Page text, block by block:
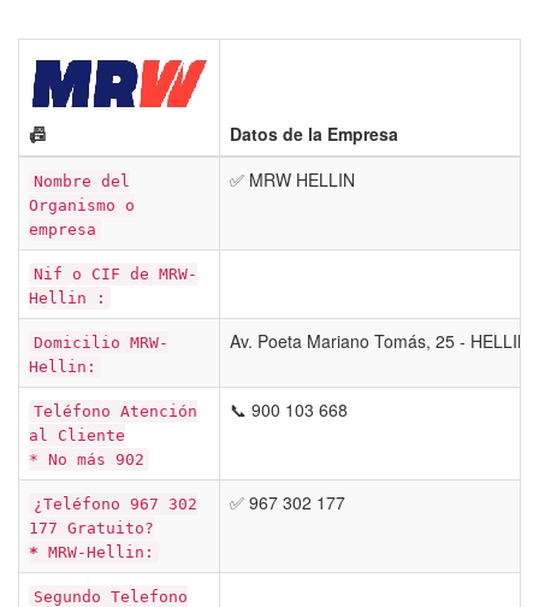
📠 Datos de la Empresa
Nombre del
Organismo o
empresa
✅ MRW HELLIN
Nif o CIF de MRW-
Hellin :
Domicilio MRW-
Hellin:
Av. Poeta Mariano Tomás, 25 - HELLIN
Teléfono Atención
al Cliente
* No más 902
📞 900 103 668
¿Teléfono 967 302
177 Gratuito?
* MRW-Hellin:
✅ 967 302 177
Segundo Telefono